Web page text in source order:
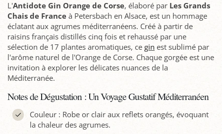
L'Antidote Gin Orange de Corse, élaboré par Les Grands
Chais de France à Petersbach en Alsace, est un hommage
éclatant aux agrumes méditerranéens. Créé à partir de
raisins français distillés cinq fois et rehaussé par une
sélection de 17 plantes aromatiques, ce gin est sublimé par
l'arôme naturel de l'Orange de Corse. Chaque gorgée est une
invitation à explorer les délicates nuances de la
Méditerranée.
Notes de Dégustation : Un Voyage Gustatif Méditerranéen
Couleur : Robe or clair aux reflets orangés, évoquant
la chaleur des agrumes.